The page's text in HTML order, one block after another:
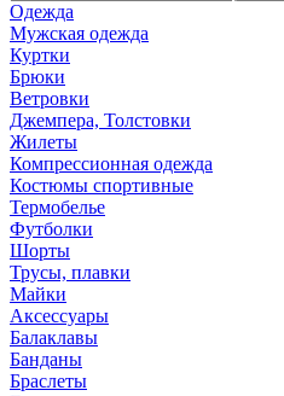
Одежда
Мужская одежда
Куртки
Брюки
Ветровки
Джемпера, Толстовки
Жилеты
Компрессионная одежда
Костюмы спортивные
Термобелье
Футболки
Шорты
Трусы, плавки
Майки
Аксессуары
Балаклавы
Банданы
Браслеты